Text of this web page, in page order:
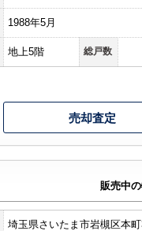
1988年5月
地上5階 総戸数
売却査定
販売中
埼玉県さいたま市岩槻区本町